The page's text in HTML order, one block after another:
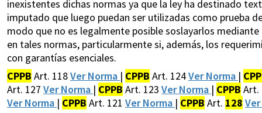
inexistentes dichas normas ya que la ley ha destinado
imputado que luego puedan ser utilizadas como prueba
modo que no es legalmente posible soslayarlos
en tales normas, particularmente si, además, los
con garantías esenciales.
CPPB Art. 118Ver Norma | CPPB Art. 124Ver Norma |
Art. 127 Ver Norma | CPPB Art. 123 Ver Norma | CPPB Art.
Ver Norma | CPPB Art. 121 Ver Norma | CPPB Art. 128